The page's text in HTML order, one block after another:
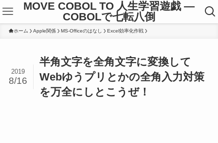
MOVE COBOL TO 人生学習遊戯 ―
COBOLで七転八倒
ホーム Apple関係 MS-Officeのはなし Excel効率化作戦
半角文字を全角文字に変換して
Webゆうプリとかの全角入力対策
を万全にしとこうぜ！
2019
8/16